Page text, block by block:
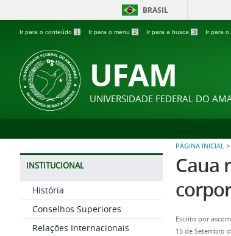
BRASIL
Ir para o conteúdo 1 Ir para o menu 2 Ir para a busca 3 Ir para o
UFAM
UNIVERSIDADE FEDERAL DO
PÁGINA INICIAL >
INSTITUCIONAL
História
Conselhos Superiores
Relações Internacionais
Caua
Escrito por
15 de Setembro